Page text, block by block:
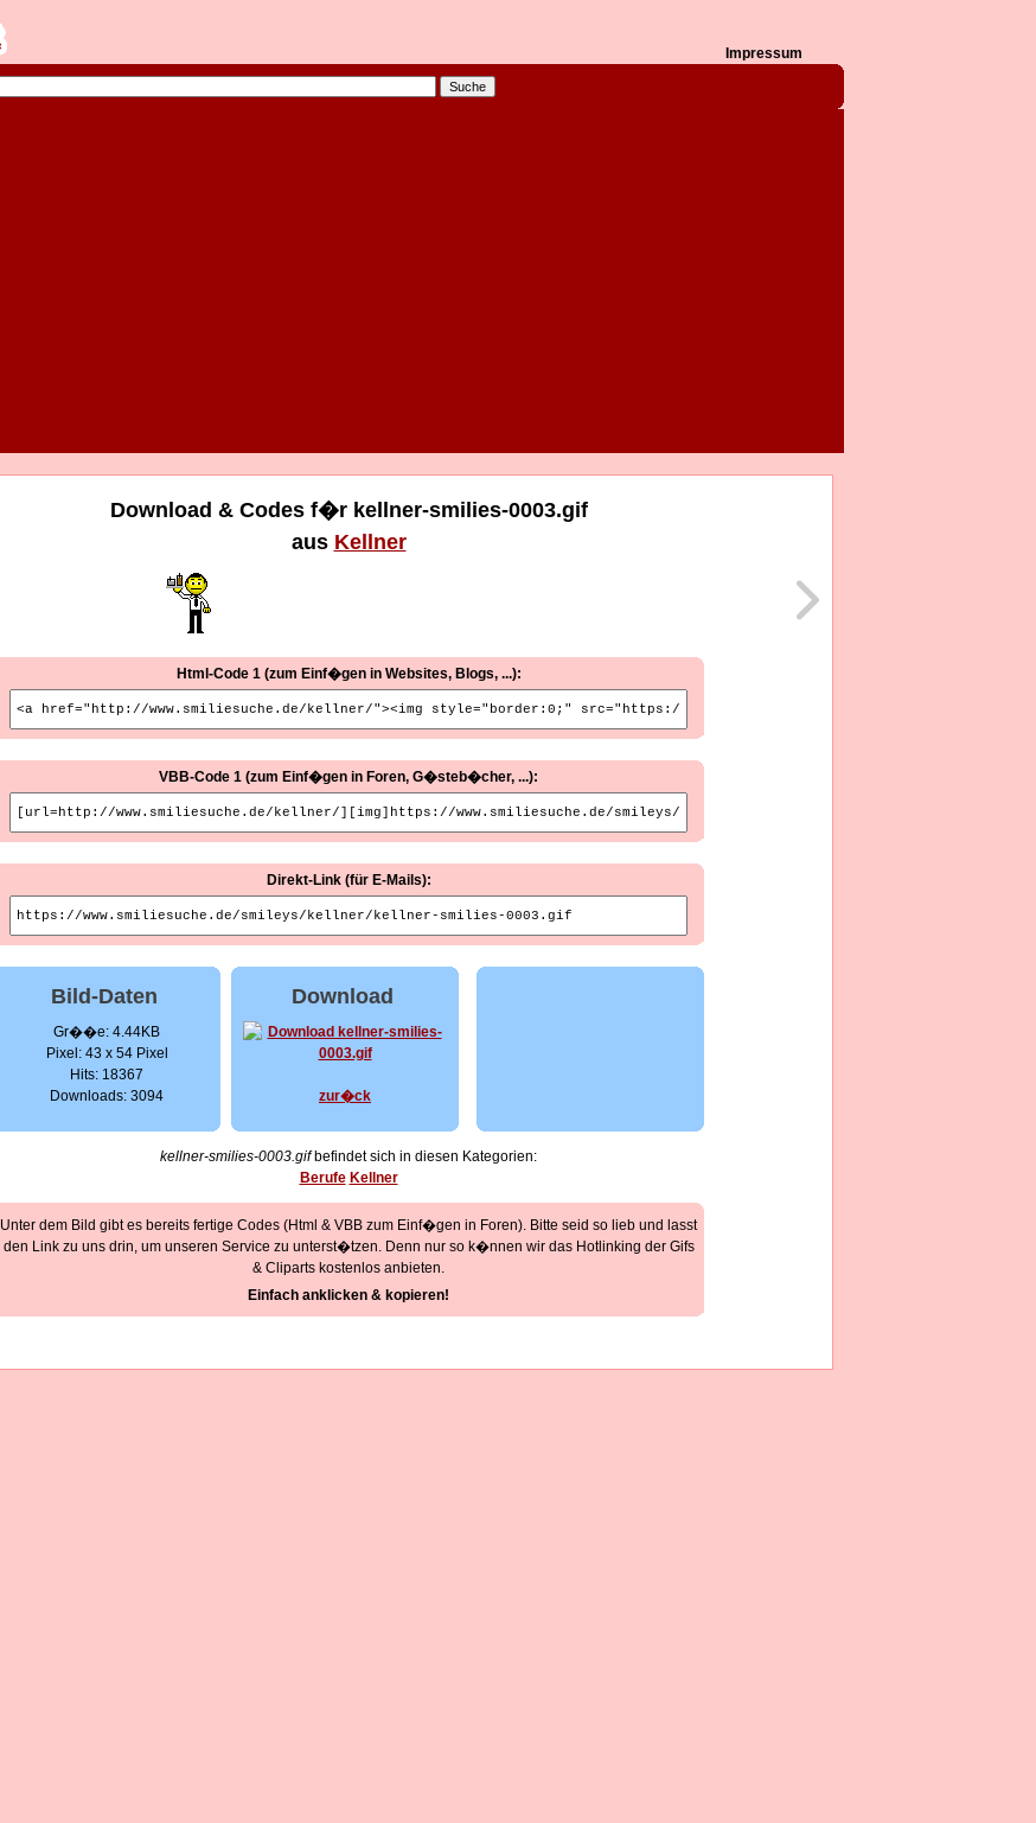
Impressum
Download & Codes f�r kellner-smilies-0003.gif
aus Kellner
Html-Code 1 (zum Einf�gen in Websites, Blogs, ...):
VBB-Code 1 (zum Einf�gen in Foren, G�steb�cher, ...):
Direkt-Link (für E-Mails):
Bild-Daten
Gr��e: 4.44KB
Pixel: 43 x 54 Pixel
Hits: 18367
Downloads: 3094
Download
zur�ck
kellner-smilies-0003.gifbefindet sich in diesen Kategorien:
Berufe Kellner
Unter dem Bild gibt es bereits fertige Codes (Html & VBB zum Einf�gen in Foren). Bitte seid so lieb und lasst
den Link zu uns drin, um unseren Service zu unterst�tzen. Denn nur so k�nnen wir das Hotlinking der Gifs
& Cliparts kostenlos anbieten.
Einfach anklicken & kopieren!